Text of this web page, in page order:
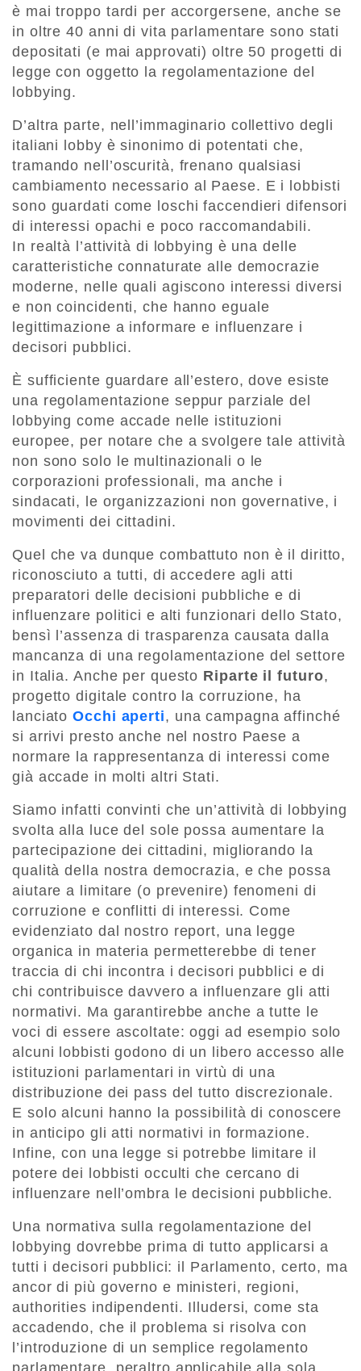
è mai troppo tardi per accorgersene, anche se
in oltre 40 anni di vita parlamentare sono stati
depositati (e mai approvati) oltre 50 progetti di
legge con oggetto la regolamentazione del
lobbying.
D’altra parte, nell’immaginario collettivo degli
italiani lobby è sinonimo di potentati che,
tramando nell’oscurità, frenano qualsiasi
cambiamento necessario al Paese. E i lobbisti
sono guardati come loschi faccendieri difensori
di interessi opachi e poco raccomandabili.
In realtà l’attività di lobbying è una delle
caratteristiche connaturate alle democrazie
moderne, nelle quali agiscono interessi diversi
e non coincidenti, che hanno eguale
legittimazione a informare e influenzare i
decisori pubblici.
È sufficiente guardare all’estero, dove esiste
una regolamentazione seppur parziale del
lobbying come accade nelle istituzioni
europee, per notare che a svolgere tale attività
non sono solo le multinazionali o le
corporazioni professionali, ma anche i
sindacati, le organizzazioni non governative, i
movimenti dei cittadini.
Quel che va dunque combattuto non è il diritto,
riconosciuto a tutti, di accedere agli atti
preparatori delle decisioni pubbliche e di
influenzare politici e alti funzionari dello Stato,
bensì l’assenza di trasparenza causata dalla
mancanza di una regolamentazione del settore
in Italia. Anche per questo Riparte il futuro,
progetto digitale contro la corruzione, ha
lanciatoOcchi aperti, una campagna affinché
si arrivi presto anche nel nostro Paese a
normare la rappresentanza di interessi come
già accade in molti altri Stati.
Siamo infatti convinti che un’attività di lobbying
svolta alla luce del sole possa aumentare la
partecipazione dei cittadini, migliorando la
qualità della nostra democrazia, e che possa
aiutare a limitare (o prevenire) fenomeni di
corruzione e conflitti di interessi. Come
evidenziato dal nostro report, una legge
organica in materia permetterebbe di tener
traccia di chi incontra i decisori pubblici e di
chi contribuisce davvero a influenzare gli atti
normativi. Ma garantirebbe anche a tutte le
voci di essere ascoltate: oggi ad esempio solo
alcuni lobbisti godono di un libero accesso alle
istituzioni parlamentari in virtù di una
distribuzione dei pass del tutto discrezionale.
E solo alcuni hanno la possibilità di conoscere
in anticipo gli atti normativi in formazione.
Infine, con una legge si potrebbe limitare il
potere dei lobbisti occulti che cercano di
influenzare nell’ombra le decisioni pubbliche.
Una normativa sulla regolamentazione del
lobbying dovrebbe prima di tutto applicarsi a
tutti i decisori pubblici: il Parlamento, certo, ma
ancor di più governo e ministeri, regioni,
authorities indipendenti. Illudersi, come sta
accadendo, che il problema si risolva con
l’introduzione di un semplice regolamento
parlamentare, peraltro applicabile alla sola